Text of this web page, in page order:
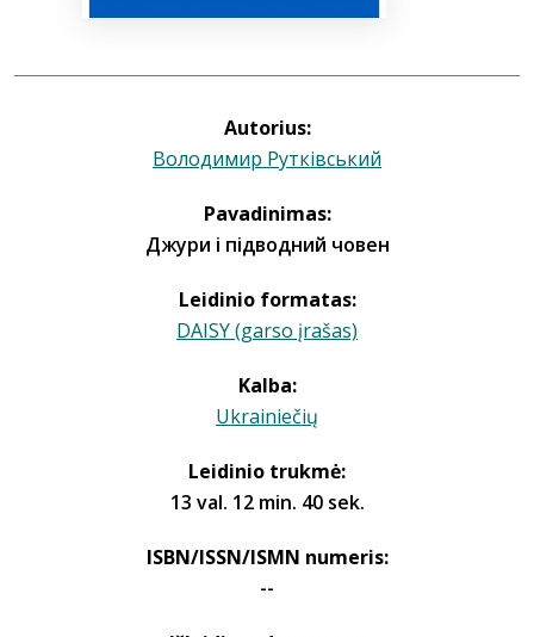
Autorius:
Володимир Рутківський
Pavadinimas:
Джури і підводний човен
Leidinio formatas:
DAISY (garso įrašas)
Kalba:
Ukrainiečių
Leidinio trukmė:
13 val. 12 min. 40 sek.
ISBN/ISSN/ISMN numeris:
--